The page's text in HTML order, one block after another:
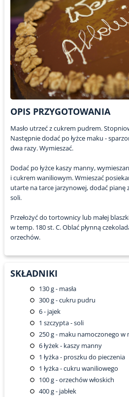
OPIS PRZYGOTOWANIA
Masło utrzeć z cukrem pudrem.
Następnie dodać po łyżce maku -
dwa razy. Wymieszać.
Dodać po łyżce kaszy manny,
i cukrem waniliowym. Wmieszać
utarte na tarce jarzynowej, dodać pianę
soli.
Przełożyć do tortownicy lub małej
w temp. 180 st. C. Oblać płynną
orzechów.
SKŁADNIKI
130g - masła
300g - cukru pudru
6- jajek
1 szczypta - soli
250g - maku namoczonego w
6łyżek - kaszy manny
1 łyżka - proszku do pieczenia
1 łyżka - cukru waniliowego
100g - orzechów włoskich
400g - jabłek